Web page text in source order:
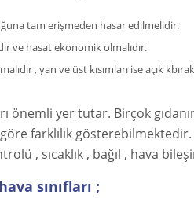
tam erişmeden hasar edilmelidir.
ve hasat ekonomik olmalıdır.
, yan ve üst kısımları ise açık
önemli yer tutar. Birçok
göre farklılık
, sıcaklık , bağıl , hava
sınıfları ;